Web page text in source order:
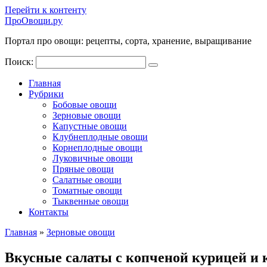
Перейти к контенту
ПроОвощи.ру
Портал про овощи: рецепты, сорта, хранение, выращивание
Поиск:
Главная
Рубрики
Бобовые овощи
Зерновые овощи
Капустные овощи
Клубнеплодные овощи
Корнеплодные овощи
Луковичные овощи
Пряные овощи
Салатные овощи
Томатные овощи
Тыквенные овощи
Контакты
Главная » Зерновые овощи
Вкусные салаты с копченой курицей и